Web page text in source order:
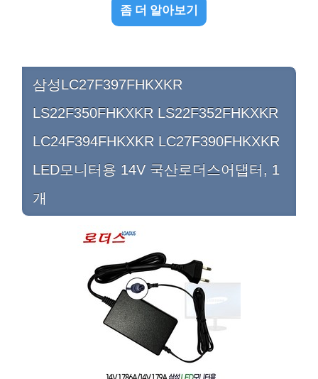
좀 더 알아보기
삼성LC27F397FHKXKR
LS22F350FHKXKR LS22F352FHKXKR
LC24F394FHKXKR LC27F390FHKXKR
LED모니터용 14V 국산로더스어댑터, 1
개